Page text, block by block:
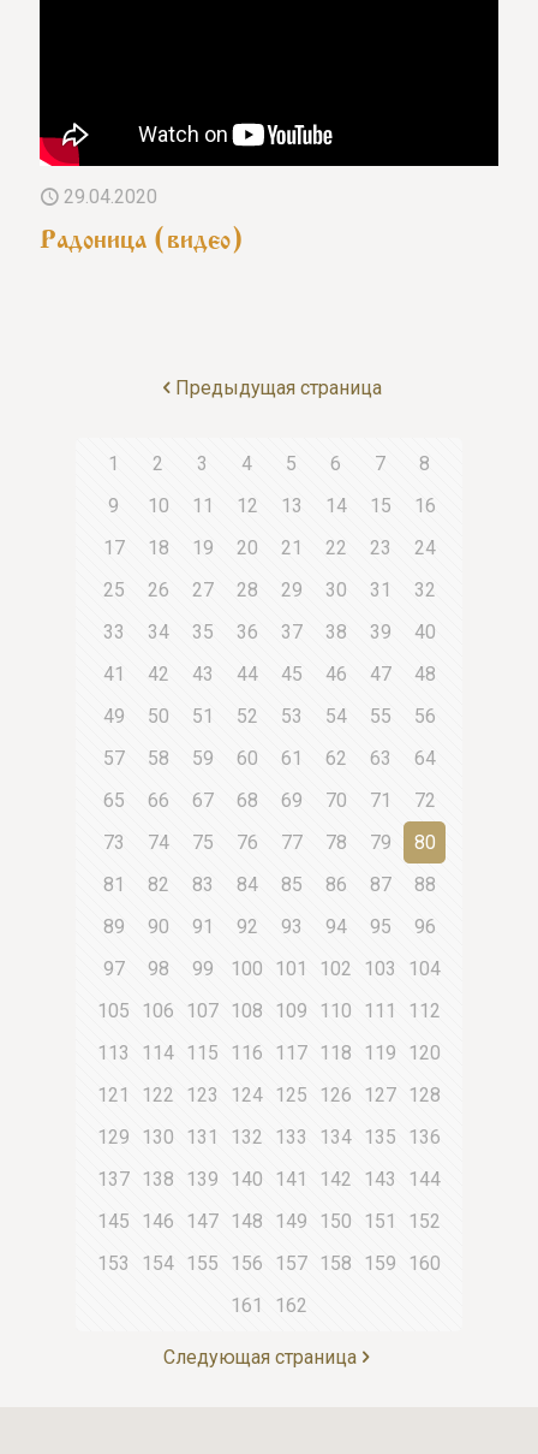
29.04.2020
Радоница (видео)
Предыдущая страница
1 2 3 4 5 6 7
8
9
10 11 12 13 14 15
16
17
18 19 20 21 22 23
24
25
26 27 28 29 30 31
32
33
34 35 36 37 38 39
40
41
42 43 44 45 46 47
48
49
50 51 52 53 54 55
56
57
58 59 60 61 62 63
64
65
66 67 68 69 70 71
72
73
74 75 76 77 78 79
80
81
82 83 84 85 86 87
88
89
90 91 92 93 94 95
96
97
98 99 100 101 102 103
104
105
106 107 108 109 110 111
112
113
114 115 116 117 118 119
120
121
122 123 124 125 126 127 128
129
130 131 132 133 134 135
136
137 138 139 140 141 142 143
144
145
146 147 148 149 150 151
152
153
154 155 156 157 158 159
160
161
162
Следующая страница